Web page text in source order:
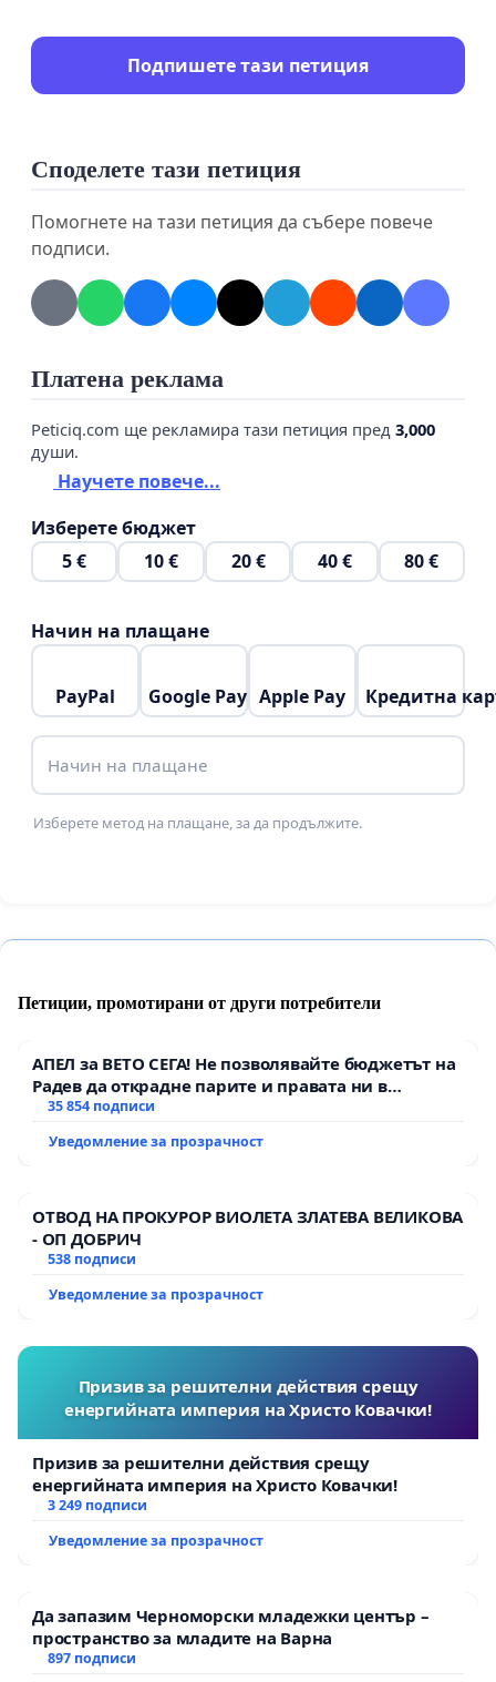
Спортът е за всички, а мачовете на България
трябва да бъдат достъпни за целия народ!
Призоваваме институциите:
Министерството на младежта и спорта
Българската национална телевизия
да гарантират, че националният ни отбор ще
канали, достъпни за всеки българин.
🤍💚❤️ България е една! Националният отбор е
Подпишете тази петиция
Споделете тази петиция
Помогнете на тази петиция да събере повече
подписи.
Платена реклама
Peticiq.com ще рекламира тази петиция пред 3,000
души.
Научете повече...
Изберете бюджет
5 €
10 € 20 € 40 € 80 €
Начин на плащане
PayPal Google Pay Apple Pay Кредитна
Начин на плащане
Изберете метод на плащане, за да продължите.
Петиции, промотирани от други потребители
АПЕЛ за ВЕТО СЕГА! Не позволявайте бюджетът на
Радев да открадне парите и правата ни в
тъмното
35 854 подписи
Уведомление за прозрачност
ОТВОД НА ПРОКУРОР ВИОЛЕТА ЗЛАТЕВА ВЕЛИКОВА
- ОП ДОБРИЧ
538 подписи
Уведомление за прозрачност
Призив за решителни действия срещу
енергийната империя на Христо Ковачки!
Призив за решителни действия срещу
енергийната империя на Христо Ковачки!
3 249 подписи
Уведомление за прозрачност
Да запазим Черноморски младежки център –
пространство за младите на Варна
897 подписи